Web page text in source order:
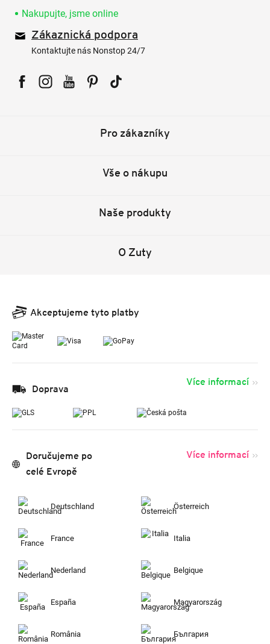
Nakupujte, jsme online
Zákaznická podpora
Kontaktujte nás Nonstop 24/7
Pro zákazníky
Vše o nákupu
Naše produkty
O Zuty
Akceptujeme tyto platby
Doprava
Více informací
Doručujeme po
celé Evropě
Více informací
Deutschland Österreich
France Italia
Nederland Belgique
España Magyarország
România България